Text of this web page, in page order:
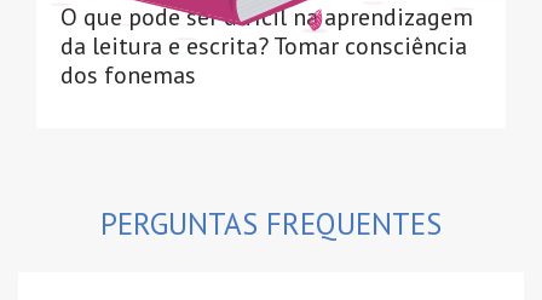
O que pode ser difícil na aprendizagem
da leitura e escrita? Tomar consciência
dos fonemas
PERGUNTAS FREQUENTES